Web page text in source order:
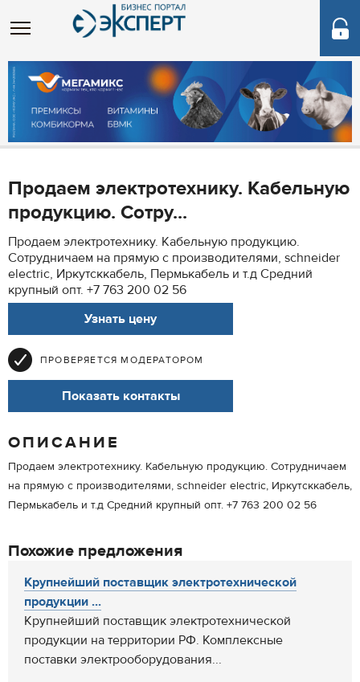
Продаем электротехнику. Кабельную
продукцию. Сотру...
Продаем электротехнику. Кабельную продукцию.
Сотрудничаем на прямую с производителями, schneider
electric, Иркутсккабель, Пермькабель и т.д Средний
крупный опт. +7 763 200 02 56
Узнать цену
ПРОВЕРЯЕТСЯ МОДЕРАТОРОМ
Показать контакты
ОПИСАНИЕ
Продаем электротехнику. Кабельную продукцию. Сотрудничаем
на прямую с производителями, schneider electric, Иркутсккабель,
Пермькабель и т.д Средний крупный опт. +7 763 200 02 56
Похожие предложения
Крупнейший поставщик электротехнической
продукции ...
Крупнейший поставщик электротехнической
продукции на территории РФ. Комплексные
поставки электрооборудования...